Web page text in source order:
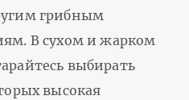
грибным
В сухом и жарком
выбирать
высокая